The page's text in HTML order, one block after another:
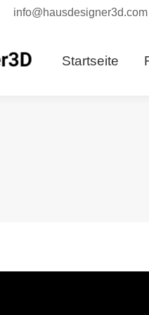
info@hausdesigner3d.com
Startseite